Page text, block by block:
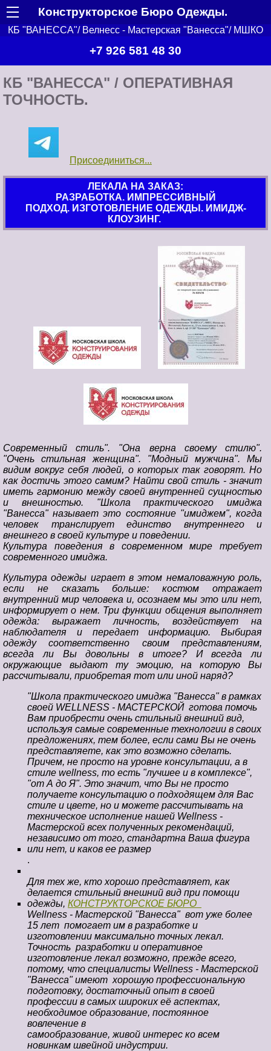
Конструкторское Бюро Одежды.
КБ "ВАНЕССА"/ Велнесс - Мастерская "Ванесса"/ МШКО
+7 926 581 48 30
КБ "ВАНЕССА" / ОПЕРАТИВНАЯ
ТОЧНОСТЬ.
Присоединиться...
ЛЕКАЛА НА ЗАКАЗ:
РАЗРАБОТКА. ИМПРЕССИВНЫЙ
ПОДХОД. ИЗГОТОВЛЕНИЕ ОДЕЖДЫ. ИМИДЖ-
КЛОУЗИНГ.
Современный стиль". "Она верна своему стилю".
"Очень стильная женщина". "Модный мужчина". Мы
видим вокруг себя людей, о которых так говорят. Но
как достичь этого самим? Найти свой стиль - значит
иметь гармонию между своей внутренней сущностью
и внешностью. "Школа практического имиджа
"Ванесса" называет это состояние "имиджем", когда
человек транслирует единство внутреннего и
внешнего в своей культуре и поведении.
Культура поведения в современном мире требует
современного имиджа.
Культура одежды играет в этом немаловажную роль,
если не сказать больше: костюм отражает
внутренний мир человека и, осознаем мы это или нет,
информирует о нем. Три функции общения выполняет
одежда: выражает личность, воздействует на
наблюдателя и передает информацию. Выбирая
одежду соответственно своим представлениям,
всегда ли Вы довольны в итоге? И всегда ли
окружающие выдают ту эмоцию, на которую Вы
рассчитывали, приобретая тот или иной наряд?
"Школа практического имиджа "Ванесса" в рамках
своей WELLNESS - МАСТЕРСКОЙ готова помочь
Вам приобрести очень стильный внешний вид,
используя самые современные технологии в своих
предложениях, тем более, если сами Вы не очень
представляете, как это возможно сделать.
Причем, не просто на уровне консультации, а в
стиле wellness, то есть "лучшее и в комплексе",
"от А до Я". Это значит, что Вы не просто
получаете консультацию о подходящем для Вас
стиле и цвете, но и можете рассчитывать на
техническое исполнение нашей Wellness -
Мастерской всех полученных рекомендаций,
независимо от того, стандартна Ваша фигура
или нет, и каков ее размер
.
Для тех же, кто хорошо представляет, как
делается стильный внешний вид при помощи
одежды, КОНСТРУКТОРСКОЕ БЮРО
Wellness - Мастерской "Ванесса" вот уже более
15 лет помогает им в разработке и
изготовлении максимально точных лекал.
Точность разработки и оперативное
изготовление лекал возможно, прежде всего,
потому, что специалисты Wellness - Мастерской
"Ванесса" имеют хорошую профессиональную
подготовку, достаточный опыт в своей
профессии в самых широких её аспектах,
необходимое образование, постоянное
вовлечение в
самообразование, живой интерес ко всем
новинкам швейной индустрии.